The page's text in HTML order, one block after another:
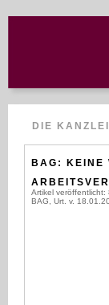
DIE KANZLEI
BAG: KEINE
Artikel
BAG, Urt. v.